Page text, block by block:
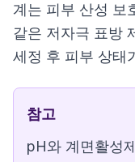
계는 피부 산성 보
같은 저자극 표방
세정 후 피부 상태
참고
pH와 계면활성